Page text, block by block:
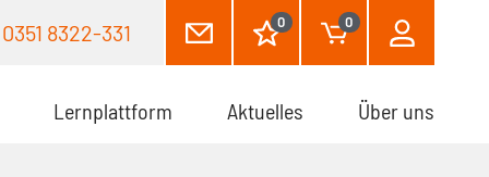
0351 8322-331 0 0
Lernplattform Aktuelles Über uns